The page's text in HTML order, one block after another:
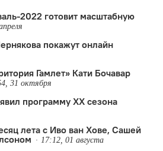
2022 готовит масштабную
покажут онлайн
Гамлет» Кати Бочавар
31 октября
программу ХХ сезона
лета с Иво ван Хове, Сашей
17:12, 01 августа